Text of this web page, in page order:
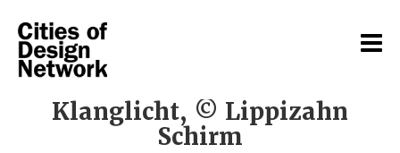
Klanglicht, © Lippizahn
Schirm